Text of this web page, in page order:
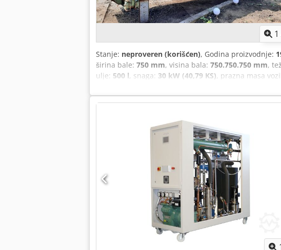
1
Stanje: neproveren (korišćen), Godina proizvodnje:
širina bale: 750 mm, visina bala: 750.750.750 mm,
ulje: 500 l, snaga: 30 kW (40,79 KS), prazna masa
Pritisna snaga glavne prese: 50 t Specifična pritisna
bale: 700 x 1.000 mm (Š x V), podešavanje dužine
Hidraulična jedinica je ispravna, pogonski motor je